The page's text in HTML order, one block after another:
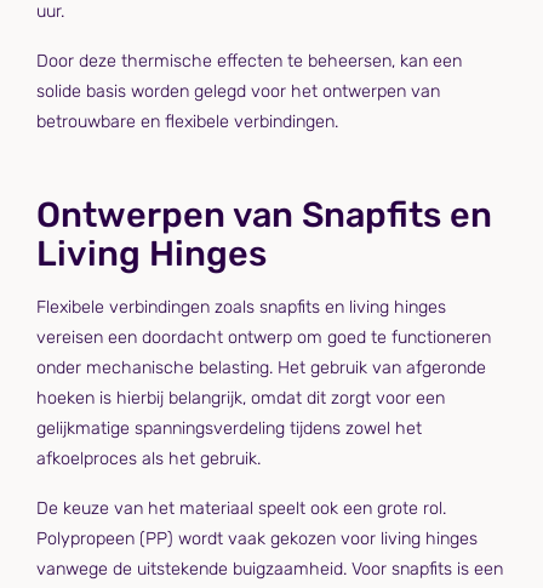
uur.
Door deze thermische effecten te beheersen, kan een
solide basis worden gelegd voor het ontwerpen van
betrouwbare en flexibele verbindingen.
Ontwerpen van Snapfits en
Living Hinges
Flexibele verbindingen zoals snapfits en living hinges
vereisen een doordacht ontwerp om goed te functioneren
onder mechanische belasting. Het gebruik van afgeronde
hoeken is hierbij belangrijk, omdat dit zorgt voor een
gelijkmatige spanningsverdeling tijdens zowel het
afkoelproces als het gebruik.
De keuze van het materiaal speelt ook een grote rol.
Polypropeen (PP) wordt vaak gekozen voor living hinges
vanwege de uitstekende buigzaamheid. Voor snapfits is een